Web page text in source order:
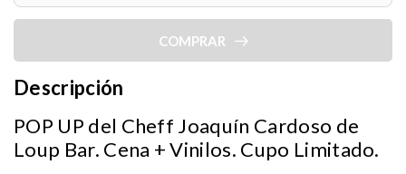
COMPRAR
Descripción
POP UP del Cheff Joaquín Cardoso de
Loup Bar. Cena + Vinilos. Cupo Limitado.